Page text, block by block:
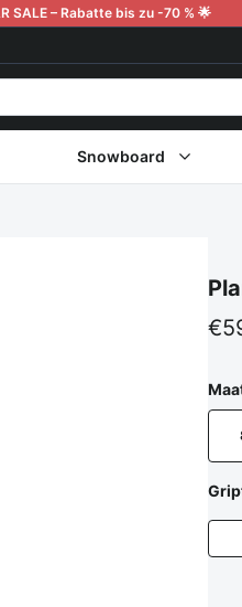
SALE – Rabatte bis zu -70 % 🌟
Snowboard